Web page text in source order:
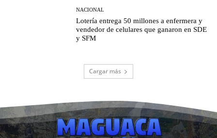
NACIONAL
Lotería entrega 50 millones a enfermera y
vendedor de celulares que ganaron en SDE
y SFM
Cargar más